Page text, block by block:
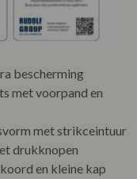
bescherming
met voorpand en
met strikceintuur
drukknopen
en kleine kap